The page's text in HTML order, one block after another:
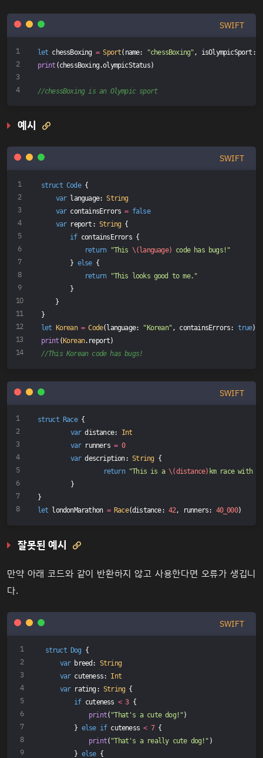
SWIFT
let chessBoxing = Sport(name: "chessBoxing" , isOlympicSport:
print (chessBoxing.olympicStatus)
//chessBoxing is an Olympic sport
예시 
SWIFT
struct Code {
var language: String
var containsErrors = false
var report: String {
if containsErrors {
return
"This \(language) code has bugs!"
        }
else {
return
"This looks good to me."
        }
    }
}
let Korean = Code(language: "Korean", containsErrors: true)
print (Korean.report)
//This Korean code has bugs!
SWIFT
struct Race {
var distance:
Int
var runners = 0
var description: String {
return "This is a \(distance) km race with
	}
}
let londonMarathon = Race(distance: 42, runners: 40_000)
잘못된 예시 
만약 아래 코드와 같이 반환하지 않고 사용한다면 오류가 생깁니
다.
SWIFT
struct Dog {
var breed: String
var cuteness: Int
var rating: String {
if cuteness < 3 {
print( "That's a cute dog!")
        }
else if cuteness < 7 {
print( "That's a really cute dog!" )
        }
else {